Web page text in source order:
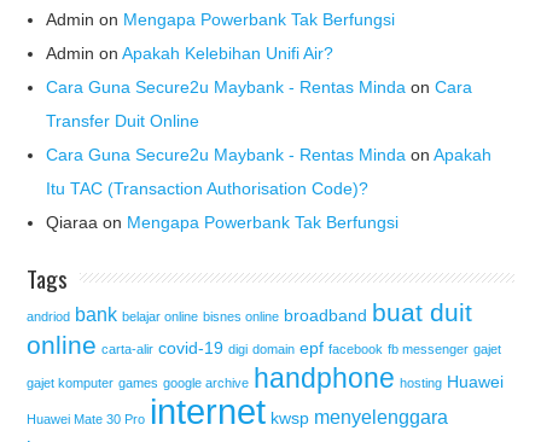
Admin on Mengapa Powerbank Tak Berfungsi
Admin onApakah Kelebihan Unifi Air?
Cara Guna Secure2u Maybank - Rentas Minda onCara
Transfer Duit Online
Cara Guna Secure2u Maybank - Rentas Minda onApakah
Itu TAC (Transaction Authorisation Code)?
Qiaraa on Mengapa Powerbank Tak Berfungsi
Tags
andriod bank belajar online bisnes online broadband buat duit
online carta-alir covid-19 digi domain epf facebook fb messenger gajet
gajet komputer games google archive handphone hosting Huawei
Huawei Mate 30 Pro internet kwsp menyelenggara